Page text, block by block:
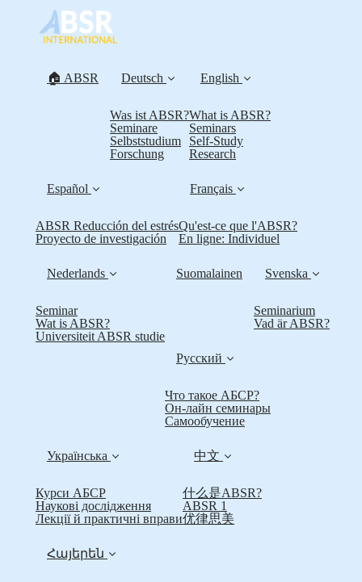
🏠 ABSR Deutsch
Was ist ABSR?
Seminare
Selbststudium
Forschung
English
What is ABSR?
Seminars
Self-Study
Research
Español
ABSR Reducción del estrés
Proyecto de investigación
Français
Qu'est-ce que l'ABSR?
En ligne: Individuel
Nederlands
Seminar
Wat is ABSR?
Universiteit ABSR studie
Suomalainen Svenska
Seminarium
Vad är ABSR?
Русский
Что такое АБСР?
Он-лайн семинары
Самообучение
Українська
Курси АБСР
Наукові дослідження
Лекції й практичні вправи
中文
什么是ABSR?
ABSR 1
优律思美
Հայերեն